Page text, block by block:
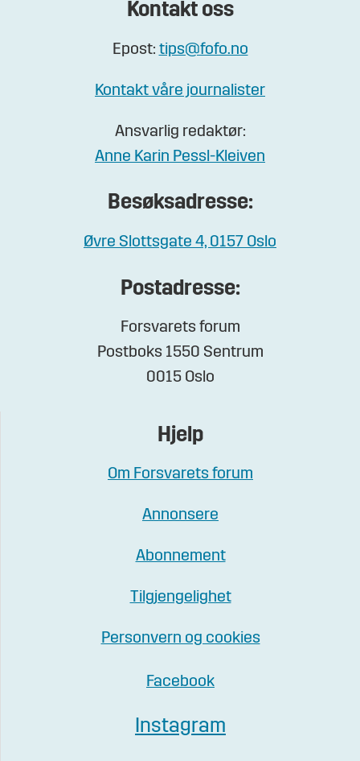
Kontakt oss
Epost: tips@fofo.no
Kontakt våre journalister
Ansvarlig redaktør:
Anne Karin Pessl-Kleiven
Besøksadresse:
Øvre Slottsgate 4, 0157 Oslo
Postadresse:
Forsvarets forum
Postboks 1550 Sentrum
0015 Oslo
Hjelp
Om Forsvarets forum
Annonsere
Abonnement
Tilgjengelighet
Personvern og cookies
Facebook
Instagram